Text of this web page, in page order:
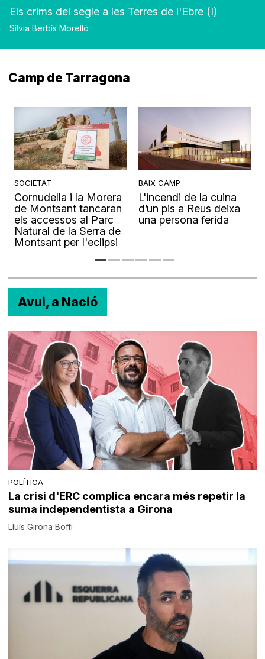
Els crims del segle a les Terres de l'Ebre (I)
Sílvia Berbís Morelló
Camp de Tarragona
SOCIETAT
Cornudella i la Morera
de Montsant tancaran
els accessos al Parc
Natural de la Serra de
Montsant per l'eclipsi
BAIX CAMP
L'incendi de la cuina
d’un pis a Reus deixa
una persona ferida
Avui, a Nació
POLÍTICA
La crisi d'ERC complica encara més repetir la
suma independentista a Girona
Lluís Girona Boffi